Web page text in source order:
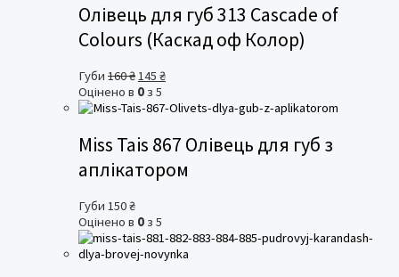
Олівець для губ 313 Cascade of
Colours (Каскад оф Колор)
Губи 160₴ Оригінальна
ціна:
160 ₴.
145 ₴Поточна
145 ₴.
Оцінено в 0 з 5
Miss Tais 867 Олівець для губ з
аплікатором
Губи 150₴
Оцінено в 0 з 5